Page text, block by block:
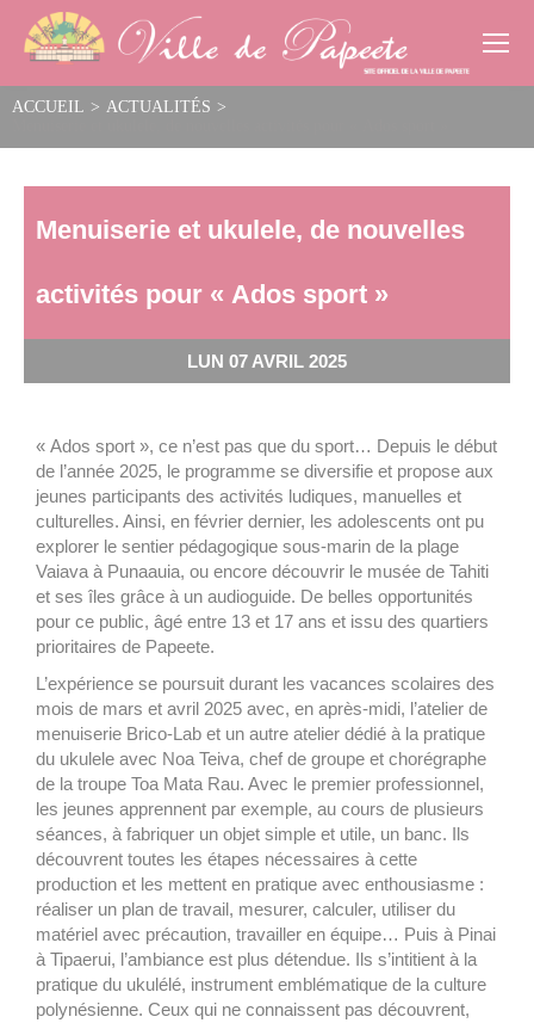
ACCUEIL > ACTUALITÉS >
Menuiserie et ukulele, de nouvelles
activités pour « Ados sport »
LUN 07 AVRIL 2025
« Ados sport », ce n’est pas que du sport… Depuis le début
de l’année 2025, le programme se diversifie et propose aux
jeunes participants des activités ludiques, manuelles et
culturelles. Ainsi, en février dernier, les adolescents ont pu
explorer le sentier pédagogique sous-marin de la plage
Vaiava à Punaauia, ou encore découvrir le musée de Tahiti
et ses îles grâce à un audioguide. De belles opportunités
pour ce public, âgé entre 13 et 17 ans et issu des quartiers
prioritaires de Papeete.
L’expérience se poursuit durant les vacances scolaires des
mois de mars et avril 2025 avec, en après-midi, l’atelier de
menuiserie Brico-Lab et un autre atelier dédié à la pratique
du ukulele avec Noa Teiva, chef de groupe et chorégraphe
de la troupe Toa Mata Rau. Avec le premier professionnel,
les jeunes apprennent par exemple, au cours de plusieurs
séances, à fabriquer un objet simple et utile, un banc. Ils
découvrent toutes les étapes nécessaires à cette
production et les mettent en pratique avec enthousiasme :
réaliser un plan de travail, mesurer, calculer, utiliser du
matériel avec précaution, travailler en équipe… Puis à Pinai
à Tipaerui, l’ambiance est plus détendue. Ils s’intitient à la
pratique du ukulélé, instrument emblématique de la culture
polynésienne. Ceux qui ne connaissent pas découvrent,
Cookies management panel